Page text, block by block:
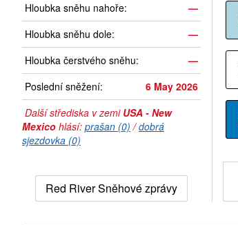
Hloubka sněhu nahoře:
—
Hloubka sněhu dole:
—
Hloubka čerstvého sněhu:
—
Poslední sněžení:
6 May 2026
Další střediska v zemi USA - New
Mexico hlásí: prašan (0) /dobrá
sjezdovka (0)
Red River Sněhové zprávy